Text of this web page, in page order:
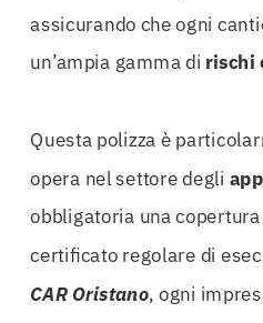
assicurando che ogni
un’ampia gamma di rischi
Questa polizza è
opera nel settore degli
obbligatoria una
certificato regolare di
CAR Oristano, ogni